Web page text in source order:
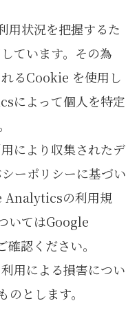
用状況を把握するた
ています。その為
るCookie を使用し
によって個人を特定
により収集されたデ
ーポリシーに基づい
Analyticsの利用規
いてはGoogle
認ください。
用による損害につい
とします。